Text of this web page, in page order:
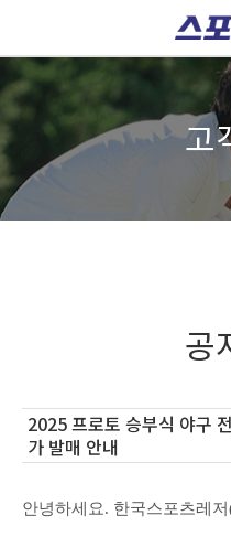
고
공
2025 프로토 승부식 야구
가 발매 안내
안녕하세요. 한국스포츠레